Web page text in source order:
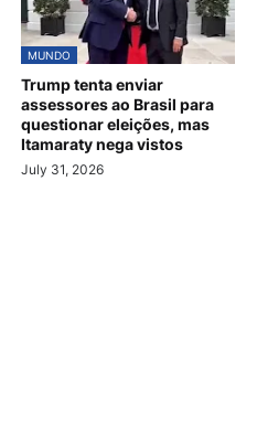
MUNDO
Trump tenta enviar
assessores ao Brasil para
questionar eleições, mas
Itamaraty nega vistos
July 31, 2026